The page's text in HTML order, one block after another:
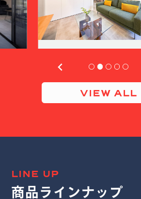
VIEW ALL
LINE UP
商品ラインナップ